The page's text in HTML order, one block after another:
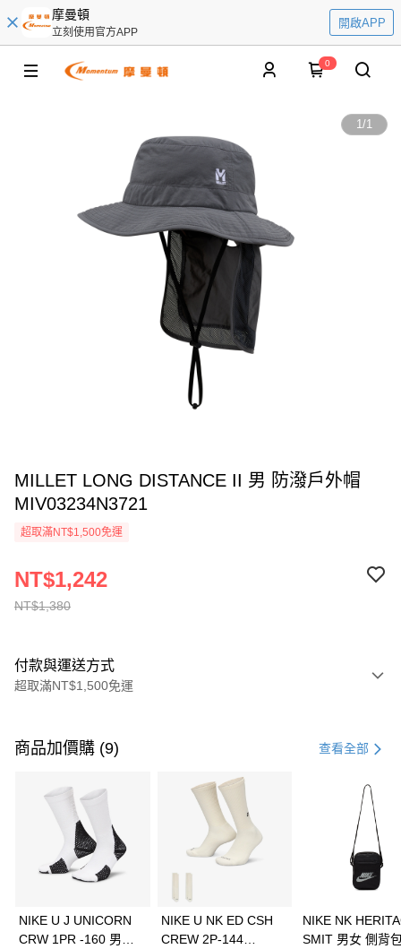
摩曼頓
立刻使用官方APP
開啟APP
0
1/1
MILLET LONG DISTANCE II 男 防潑戶外帽
MIV03234N3721
超取滿NT$1,500免運
NT$1,380
NT$1,242
付款與運送方式
超取滿NT$1,500免運
信用卡一次付款
3 期 0 利率 每期 21家銀行
合作金庫商業銀行
第一商業銀行
華南商業銀行
彰化商業銀行
上海商業儲蓄銀行
Apple Pay
全盈+PAY
商品加價購 (9) 查看全部
NIKE U J UNICORN
CRW 1PR -160 男女
NIKE U NK ED CSH
CREW 2P-144
NIKE NK
SMIT 男女 側背